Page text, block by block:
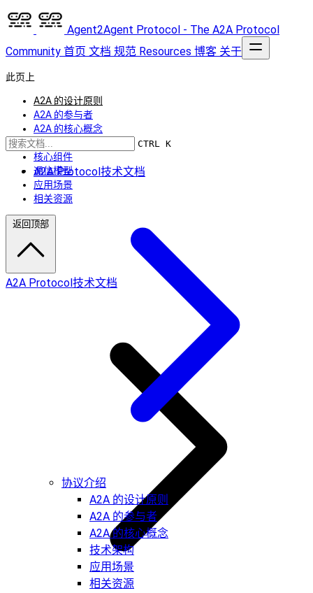
Agent2Agent Protocol - The A2A Protocol
Community 首页 文档 规范 Resources 博客 关于
CTRL K
A2A Protocol技术文档
协议介绍
A2A 的设计原则
A2A 的参与者
A2A 的核心概念
技术架构
应用场景
相关资源
此页上
A2A 的设计原则
A2A 的参与者
A2A 的核心概念
技术架构
核心组件
通信模型
应用场景
相关资源
返回顶部
A2A Protocol技术文档